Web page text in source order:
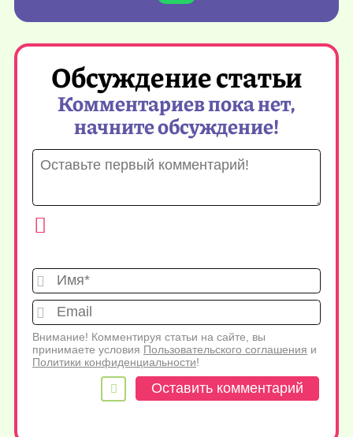
Обсуждение статьи
Комментариев пока нет,
начните обсуждение!
Имя*
Внимание! Комментируя статьи на сайте, вы
принимаете условия Пользовательского соглашения и
Политики конфиденциальности!